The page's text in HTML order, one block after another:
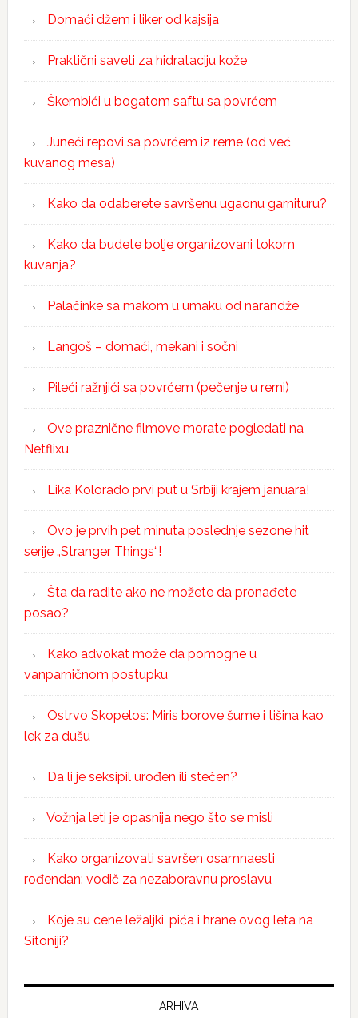
Domaći džem i liker od kajsija
Praktični saveti za hidrataciju kože
Škembići u bogatom saftu sa povrćem
Juneći repovi sa povrćem iz rerne (od već
kuvanog mesa)
Kako da odaberete savršenu ugaonu garnituru?
Kako da budete bolje organizovani tokom
kuvanja?
Palačinke sa makom u umaku od narandže
Langoš – domaći, mekani i sočni
Pileći ražnjići sa povrćem (pečenje u rerni)
Ove praznične filmove morate pogledati na
Netflixu
Lika Kolorado prvi put u Srbiji krajem januara!
Ovo je prvih pet minuta poslednje sezone hit
serije „Stranger Things“!
Šta da radite ako ne možete da pronađete
posao?
Kako advokat može da pomogne u
vanparničnom postupku
Ostrvo Skopelos: Miris borove šume i tišina kao
lek za dušu
Da li je seksipil urođen ili stečen?
Vožnja leti je opasnija nego što se misli
Kako organizovati savršen osamnaesti
rođendan: vodič za nezaboravnu proslavu
Koje su cene ležaljki, pića i hrane ovog leta na
Sitoniji?
ARHIVA